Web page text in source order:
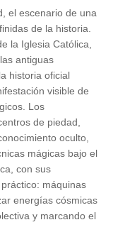
el escenario de una
de la historia.
la Iglesia Católica,
antiguas
historia oficial
visible de
Los
de piedad,
oculto,
mágicas bajo el
con sus
máquinas
energías cósmicas
y marcando el